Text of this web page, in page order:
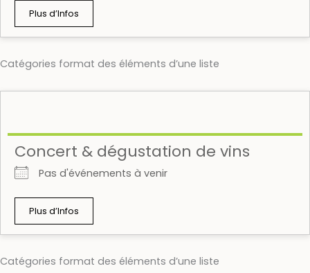
Plus d’Infos
Catégories format des éléments d’une liste
Concert & dégustation de vins
Pas d'événements à venir
Plus d’Infos
Catégories format des éléments d’une liste